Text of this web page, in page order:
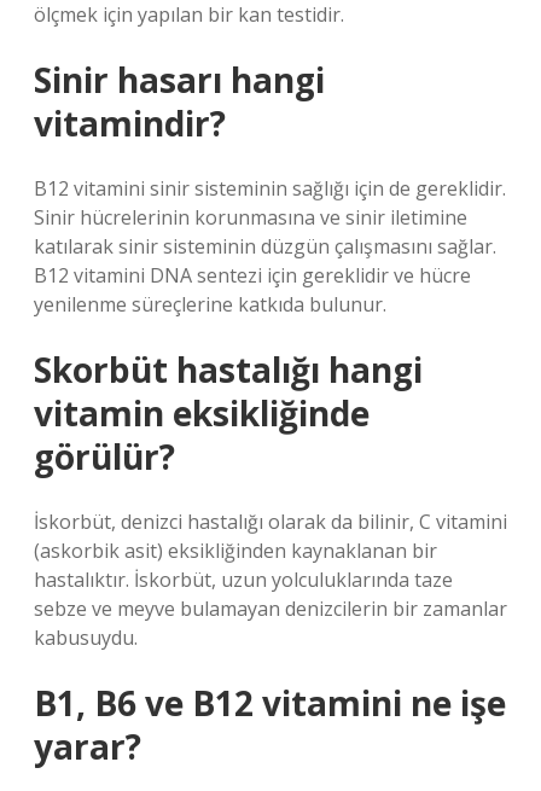
ölçmek için yapılan bir kan testidir.
Sinir hasarı hangi
vitamindir?
B12 vitamini sinir sisteminin sağlığı için de gereklidir.
Sinir hücrelerinin korunmasına ve sinir iletimine
katılarak sinir sisteminin düzgün çalışmasını sağlar.
B12 vitamini DNA sentezi için gereklidir ve hücre
yenilenme süreçlerine katkıda bulunur.
Skorbüt hastalığı hangi
vitamin eksikliğinde
görülür?
İskorbüt, denizci hastalığı olarak da bilinir, C vitamini
(askorbik asit) eksikliğinden kaynaklanan bir
hastalıktır. İskorbüt, uzun yolculuklarında taze
sebze ve meyve bulamayan denizcilerin bir zamanlar
kabusuydu.
B1, B6 ve B12 vitamini ne işe
yarar?